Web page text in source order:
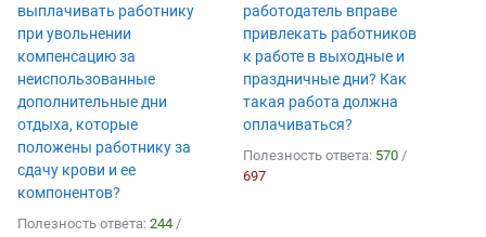
выплачивать работнику
при увольнении
компенсацию за
неиспользованные
дополнительные дни
отдыха, которые
положены работнику за
сдачу крови и ее
компонентов?
Полезность ответа: 244 /
работодатель вправе
привлекать работников
к работе в выходные и
праздничные дни? Как
такая работа должна
оплачиваться?
Полезность ответа: 570 /
697